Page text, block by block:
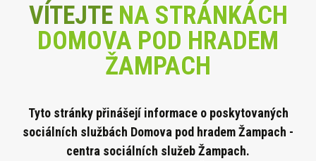
VÍTEJTENA STRÁNKÁCH
DOMOVA POD HRADEM
ŽAMPACH
Tyto stránky přinášejí informace o poskytovaných
sociálních službách Domova pod hradem Žampach -
centra sociálních služeb Žampach.